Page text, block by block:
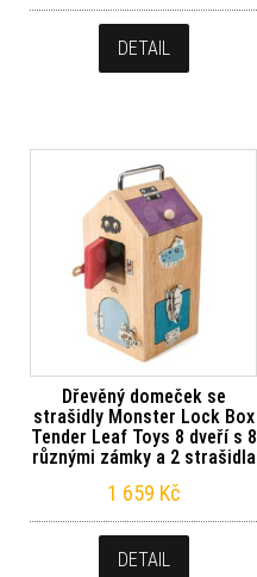
DETAIL
Dřevěný domeček se
strašidly Monster Lock Box
Tender Leaf Toys 8 dveří s 8
různými zámky a 2 strašidla
1 659 Kč
DETAIL